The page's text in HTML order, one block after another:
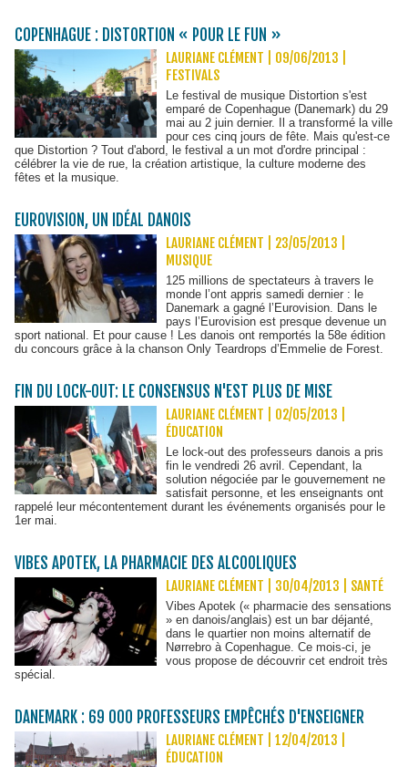
COPENHAGUE : DISTORTION « POUR LE FUN »
LAURIANE CLÉMENT | 09/06/2013
FESTIVALS
Le festival de musique Distortion s'est
emparé de Copenhague (Danemark) du 29
mai au 2 juin dernier. Il a transformé la ville
pour ces cinq jours de fête. Mais qu'est-ce
que Distortion ? Tout d'abord, le festival a un mot d'ordre principal :
célébrer la vie de rue, la création artistique, la culture moderne des
fêtes et la musique.
EUROVISION, UN IDÉAL DANOIS
LAURIANE CLÉMENT | 23/05/2013
MUSIQUE
125 millions de spectateurs à travers le
monde l’ont appris samedi dernier : le
Danemark a gagné l’Eurovision. Dans le
pays l’Eurovision est presque devenue un
sport national. Et pour cause ! Les danois ont remportés la 58e édition
du concours grâce à la chanson Only Teardrops d’Emmelie de Forest.
FIN DU LOCK-OUT: LE CONSENSUS N'EST PLUS DE MISE
LAURIANE CLÉMENT | 02/05/2013
ÉDUCATION
Le lock-out des professeurs danois a pris
fin le vendredi 26 avril. Cependant, la
solution négociée par le gouvernement ne
satisfait personne, et les enseignants ont
rappelé leur mécontentement durant les événements organisés pour le
1er mai.
VIBES APOTEK, LA PHARMACIE DES ALCOOLIQUES
LAURIANE CLÉMENT | 30/04/2013 SANTÉ
Vibes Apotek (« pharmacie des sensations
» en danois/anglais) est un bar déjanté,
dans le quartier non moins alternatif de
Nørrebro à Copenhague. Ce mois-ci, je
vous propose de découvrir cet endroit très
spécial.
DANEMARK : 69 000 PROFESSEURS EMPÊCHÉS D'ENSEIGNER
LAURIANE CLÉMENT | 12/04/2013
ÉDUCATION